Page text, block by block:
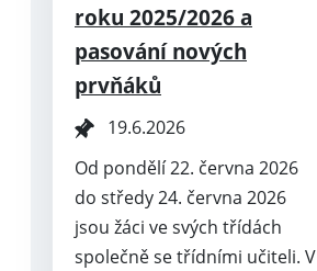
roku 2025/2026 a
pasování nových
prvňáků
19.6.2026
Od pondělí 22. června 2026
do středy 24. června 2026
jsou žáci ve svých třídách
společně se třídními učiteli. V